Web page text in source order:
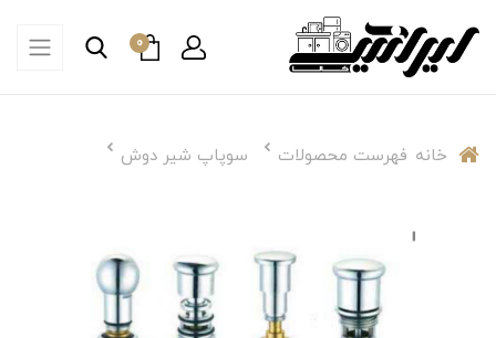
0
خانه فهرست محصولات سوپاپ شیر دوش